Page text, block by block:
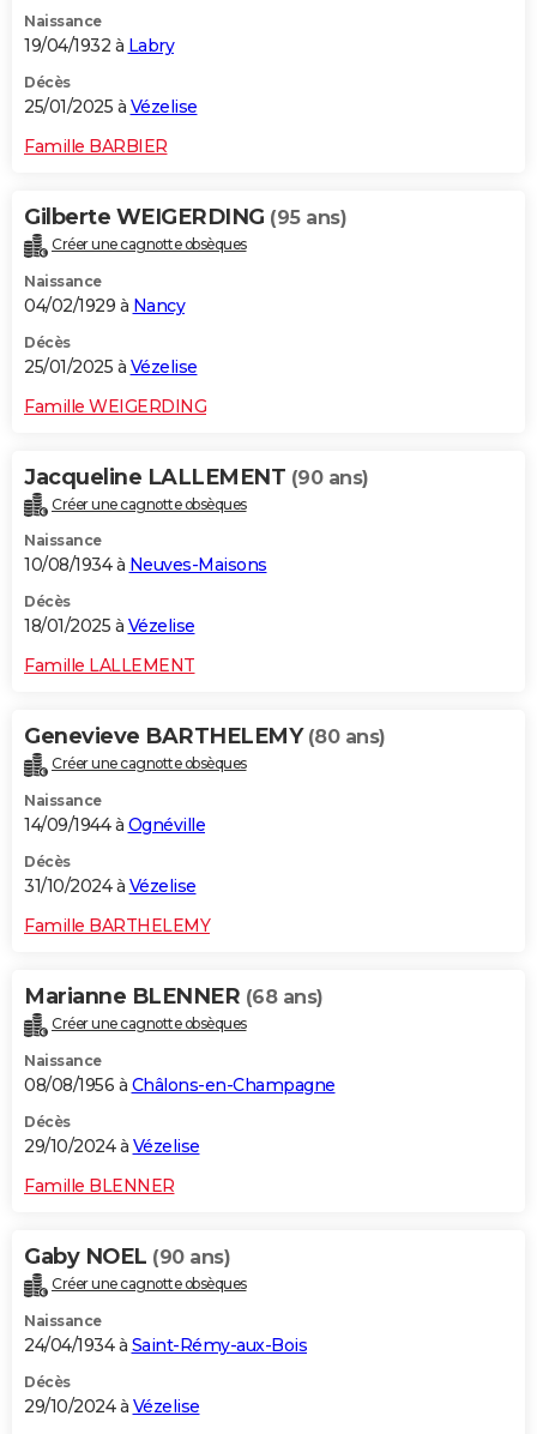
Naissance
19/04/1932 à Labry
Décès
25/01/2025 à Vézelise
Famille BARBIER
Gilberte WEIGERDING (95 ans)
Créer une cagnotte obsèques
Naissance
04/02/1929 à Nancy
Décès
25/01/2025 à Vézelise
Famille WEIGERDING
Jacqueline LALLEMENT (90 ans)
Créer une cagnotte obsèques
Naissance
10/08/1934 à Neuves-Maisons
Décès
18/01/2025 à Vézelise
Famille LALLEMENT
Genevieve BARTHELEMY (80 ans)
Créer une cagnotte obsèques
Naissance
14/09/1944 à Ognéville
Décès
31/10/2024 à Vézelise
Famille BARTHELEMY
Marianne BLENNER (68 ans)
Créer une cagnotte obsèques
Naissance
08/08/1956 à Châlons-en-Champagne
Décès
29/10/2024 à Vézelise
Famille BLENNER
Gaby NOEL (90 ans)
Créer une cagnotte obsèques
Naissance
24/04/1934 à Saint-Rémy-aux-Bois
Décès
29/10/2024 à Vézelise